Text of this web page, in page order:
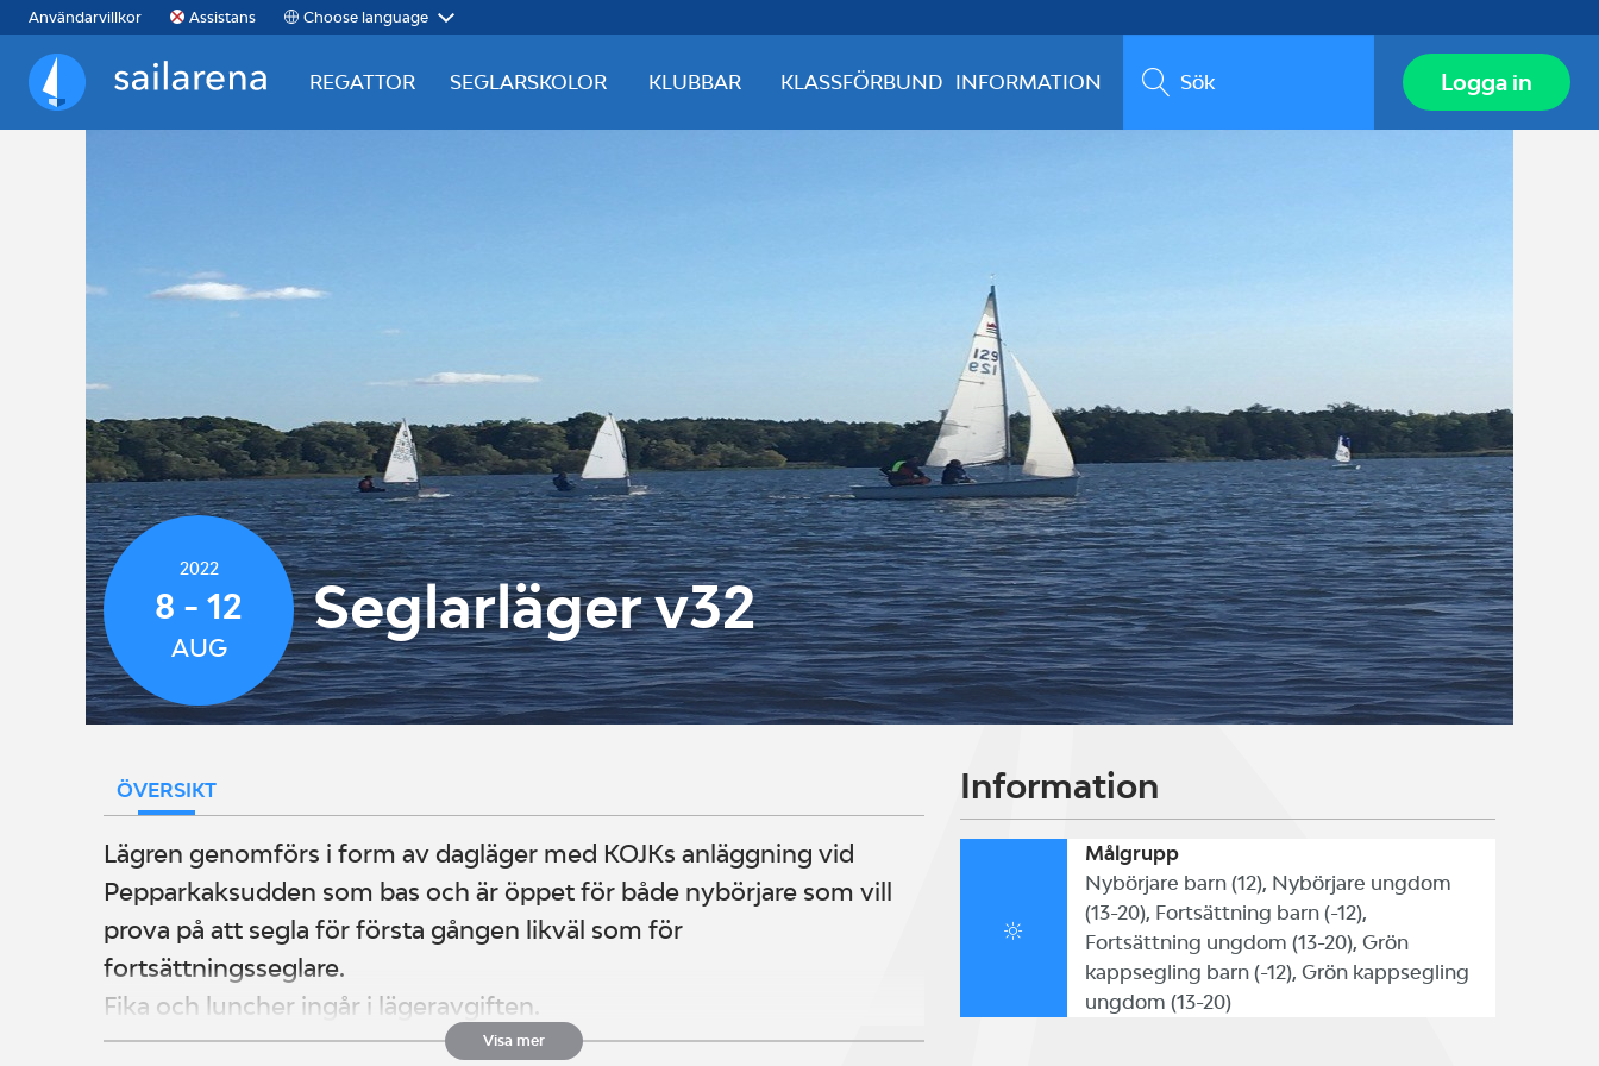
Användarvillkor Assistans Choose language
Sailarena
REGATTOR SEGLARSKOLOR KLUBBAR KLASSFÖRBUND INFORMATION Sök Logga in
2022
8 - 12
AUG
Seglarläger v32
ÖVERSIKT
Lägren genomförs i form av dagläger med KOJKs anläggning vid
Pepparkaksudden som bas och är öppet för både nybörjare som vill
prova på att segla för första gången likväl som för
fortsättningsseglare.
Fika och luncher ingår i lägeravgiften.
Visa mer
Information
Målgrupp
Nybörjare barn (12), Nybörjare ungdom
(13-20), Fortsättning barn (-12),
Fortsättning ungdom (13-20), Grön
kappsegling barn (-12), Grön kappsegling
ungdom (13-20)